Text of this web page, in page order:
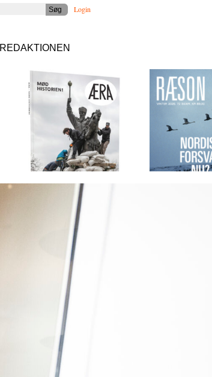
Login
REDAKTIONEN